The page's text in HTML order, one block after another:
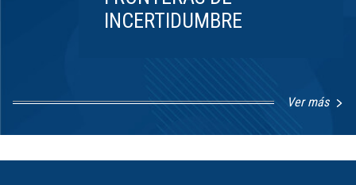
INCERTIDUMBRE
Ver más
1
8